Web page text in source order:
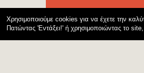
Χρησιμοποιούμε cookies για να έχετε την
Πατώντας 'Εντάξει!' ή χρησιμοποιώντας το